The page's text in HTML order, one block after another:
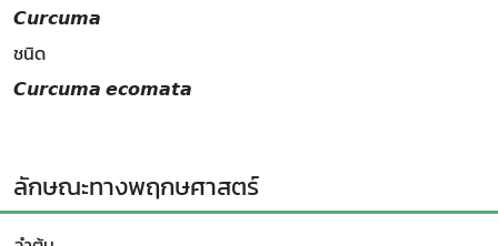
𝘾𝙪𝙧𝙘𝙪𝙢𝙖
ชนิด
𝘾𝙪𝙧𝙘𝙪𝙢𝙖 𝙚𝙘𝙤𝙢𝙖𝙩𝙖
ลักษณะทางพฤกษศาสตร์